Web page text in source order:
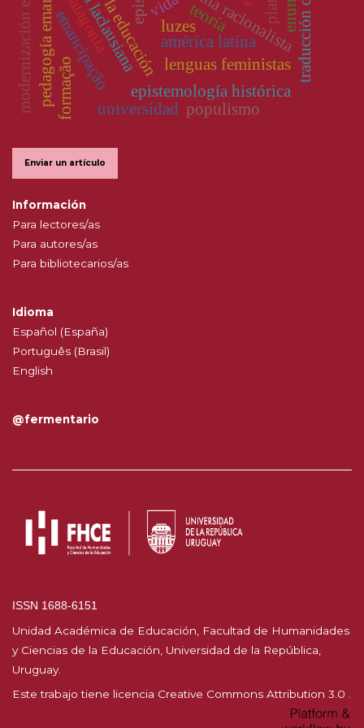
epistemología histórica
américa latina
patagonia
universidad
lenguas feministas
emancipação teoría
populismo
luzes
formação
Enviar un artículo
Información
Para lectores/as
Para autores/as
Para bibliotecarios/as
Idioma
Español (España)
Português (Brasil)
English
@fermentario
ISSN 1688-6151
Unidad Académica de Educación, Facultad de Humanidades
y Ciencias de la Educación, Universidad de la República,
Uruguay.
Este trabajo tiene licencia Creative Commons Attribution 3.0